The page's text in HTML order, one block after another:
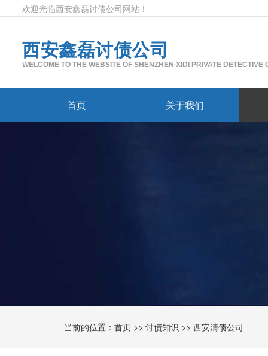
欢迎光临西安鑫磊讨债公司网站！
西安鑫磊讨债公司
WELCOME TO THE WEBSITE OF SHENZHEN XIDI PRIVATE DETECTIVE
首页 关于我们
当前的位置：首页 >>讨债知识 >>西安清债公司